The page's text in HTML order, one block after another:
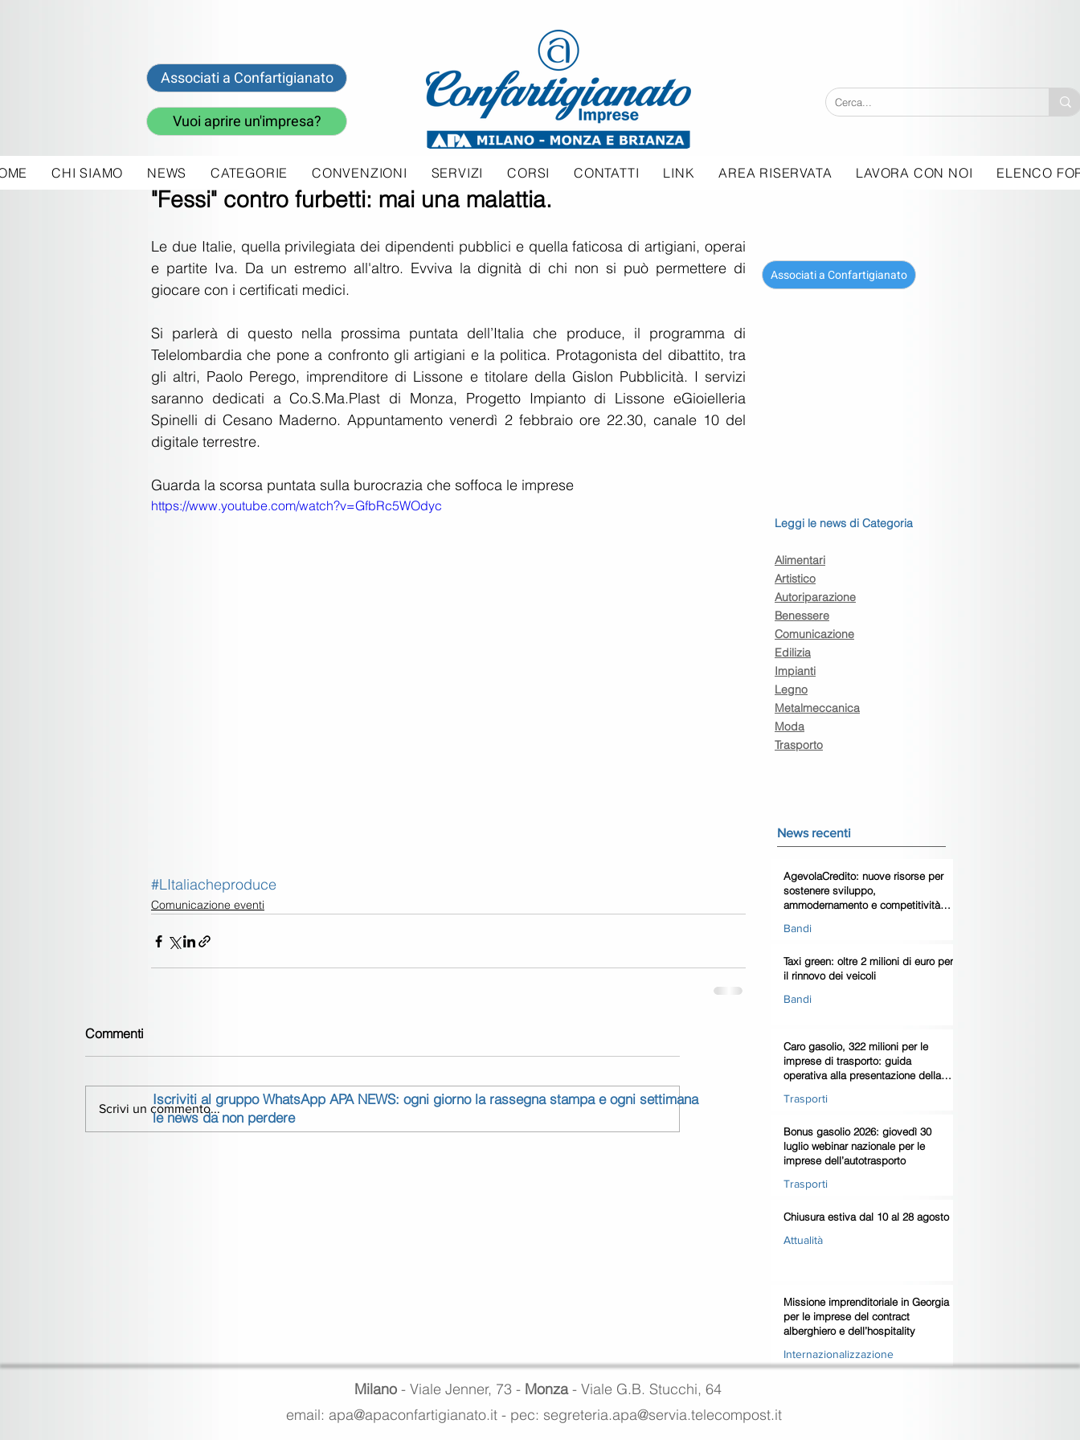
Associati a Confartigianato
Vuoi aprire un'impresa?
CHI SIAMO NEWS CATEGORIE CONVENZIONI SERVIZI CORSI CONTATTI LINK AREA RISERVATA LAVORA CON NOI ELENCO
"Fessi" contro furbetti: mai una malattia.
31 gen 2018
Le due Italie, quella privilegiata dei dipendenti pubblici e quella faticosa di artigiani, operai
e partite Iva. Da un estremo all'altro. Evviva la dignità di chi non si può permettere di
giocare con i certificati medici.
Si parlerà di questo nella prossima puntata dell’Italia che produce, il programma di
Telelombardia che pone a confronto gli artigiani e la politica. Protagonista del dibattito, tra
gli altri, Paolo Perego, imprenditore di Lissone e titolare della Gislon Pubblicità. I servizi
saranno dedicati a Co.S.Ma.Plast di Monza, Progetto Impianto di Lissone eGioielleria
Spinelli di Cesano Maderno. Appuntamento venerdì 2 febbraio ore 22.30, canale 10 del
digitale terrestre.
Guarda la scorsa puntata sulla burocrazia che soffoca le imprese
https://www.youtube.com/watch?v=GfbRc5WOdyc
#LItaliacheproduce
Comunicazione eventi
Commenti
Scrivi un commento...
Leggi le news di Categoria
Alimentari
Artistico
Autoriparazione
Benessere
Comunicazione
Edilizia
Impianti
Legno
Metalmeccanica
Moda
Trasporto
News recenti
AgevolaCredito: nuove risorse per
sostenere sviluppo,
ammodernamento e competitività
Bandi
Taxi green: oltre 2 milioni di euro per
il rinnovo dei veicoli
Bandi
Caro gasolio, 322 milioni per le
imprese di trasporto: guida
operativa alla presentazione della
Trasporti
Bonus gasolio 2026: giovedì 30
luglio webinar nazionale per le
imprese dell’autotrasporto
Trasporti
Chiusura estiva dal 10 al 28 agosto
Attualità
Missione imprenditoriale in Georgia
per le imprese del contract
alberghiero e dell’hospitality
Internazionalizzazione
Iscriviti al gruppo WhatsApp APA NEWS: ogni giorno la rassegna stampa e ogni settimana
le news da non perdere
Associati a Confartigianato
Milano - Viale Jenner, 73 - Monza- Viale G.B. Stucchi, 64
email: apa@apaconfartigianato.it - pec: segreteria.apa@servia.telecompost.it